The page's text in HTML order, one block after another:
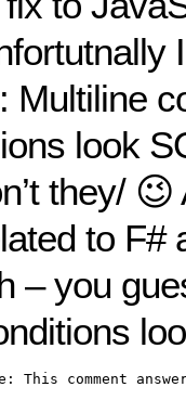
Multiline
look
they/
to F#
– you
comment